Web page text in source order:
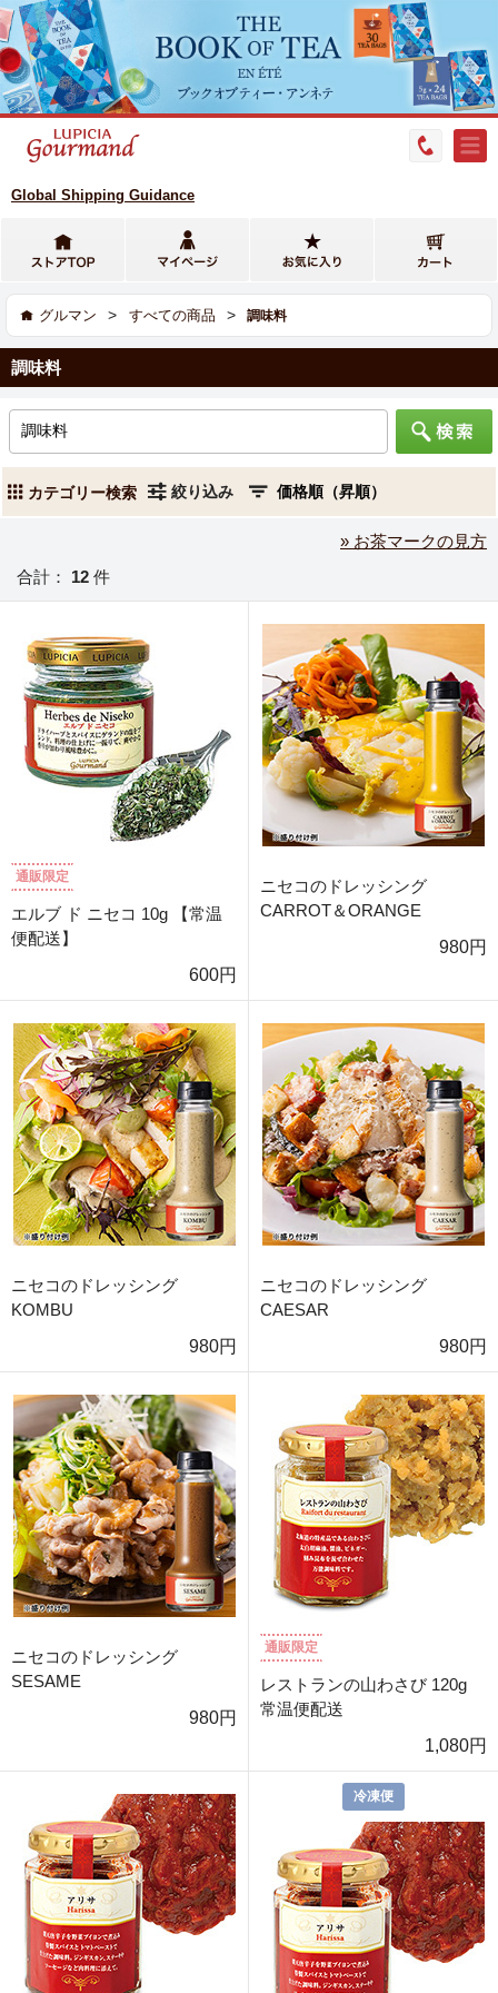
Global Shipping Guidance
グルマン > すべての商品 > 調味料
調味料
カテゴリー検索 絞り込み
» お茶マークの見方
合計： 12 件
通販限定
エルブ ド ニセコ 10g 【常温
便配送】
600円
ニセコのドレッシング
CARROT＆ORANGE
980円
ニセコのドレッシング
KOMBU
980円
ニセコのドレッシング
CAESAR
980円
ニセコのドレッシング
SESAME
980円
通販限定
レストランの山わさび 120g
常温便配送
1,080円
冷凍便